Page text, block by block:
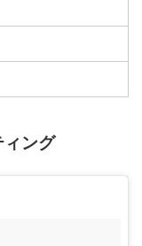
ィング